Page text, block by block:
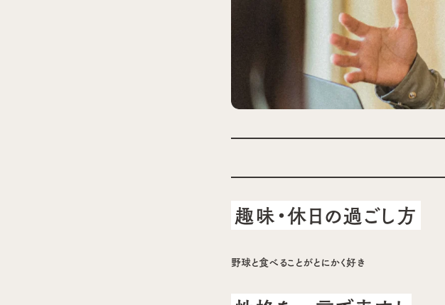
趣味・休日の過ごし方
野球と食べることがとにかく好き